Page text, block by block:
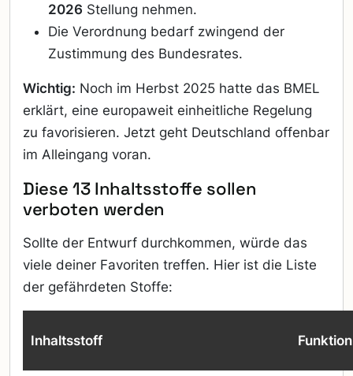
2026 Stellung nehmen.
Die Verordnung bedarf zwingend der
Zustimmung des Bundesrates.
Wichtig: Noch im Herbst 2025 hatte das BMEL
erklärt, eine europaweit einheitliche Regelung
zu favorisieren. Jetzt geht Deutschland offenbar
im Alleingang voran.
Diese 13 Inhaltsstoffe sollen
verboten werden
Sollte der Entwurf durchkommen, würde das
viele deiner Favoriten treffen. Hier ist die Liste
der gefährdeten Stoffe:
Inhaltsstoff Funktion